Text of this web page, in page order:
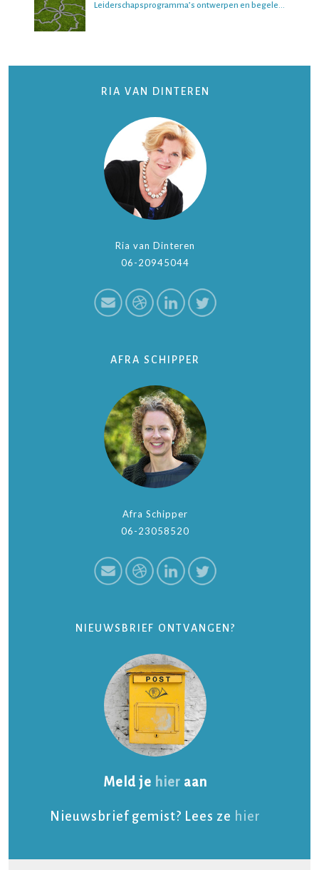
Leiderschapsprogramma’s ontwerpen en begeleiden
RIA VAN DINTEREN
Ria van Dinteren
06-20945044
AFRA SCHIPPER
Afra Schipper
06-23058520
NIEUWSBRIEF ONTVANGEN?
Meld je hier aan
Nieuwsbrief gemist? Lees ze hier